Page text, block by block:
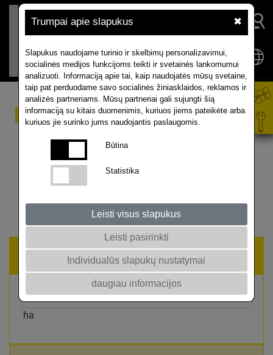
Trumpai apie slapukus ✖
Slapukus naudojame turinio ir skelbimų personalizavimui,
socialinės medijos funkcijoms teikti ir svetainės lankomumui
analizuoti. Informaciją apie tai, kaip naudojatės mūsų svetaine,
taip pat perduodame savo socialinės žiniasklaidos, reklamos ir
analizės partneriams. Mūsų partneriai gali sujungti šią
informaciją su kitais duomenimis, kuriuos jiems pateikėte arba
kuriuos jie surinko jums naudojantis paslaugomis.
Būtina
Statistika
Leisti visus slapukus
Leisti pasirinkti
Individualūs slapukų nustatymai
daugiau informacijos
RAPOOL sėklų kiekio
skaičiuoklės
Sėklų poreikio
paskaičiavimas
Planuojamas pasėlio plotas
ha